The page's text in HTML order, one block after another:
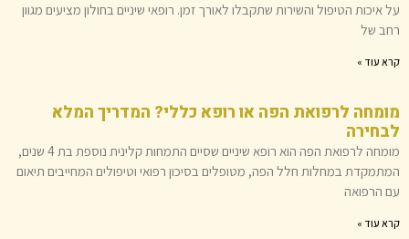
על איכות הטיפול והשירות שתקבלו לאורך זמן. רופאי שיניים בחולון מציעים מגוון
רחב של
קרא עוד »
מומחה לרפואת הפה או רופא כללי? המדריך המלא
לבחירה
מומחה לרפואת הפה הוא רופא שיניים שסיים התמחות קלינית נוספת בת 4 שנים,
המתמקדת במחלות חלל הפה, מטופלים בסיכון רפואי וטיפולים המחייבים תיאום
עם הרפואה
קרא עוד »